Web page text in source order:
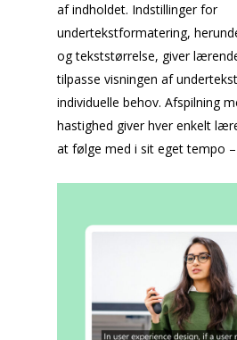
af indholdet. Indstillinger for
undertekstformatering,
og tekststørrelse, giver
tilpasse visningen af
individuelle behov. Afspilning
hastighed giver hver enkelt
at følge med i sit eget tempo